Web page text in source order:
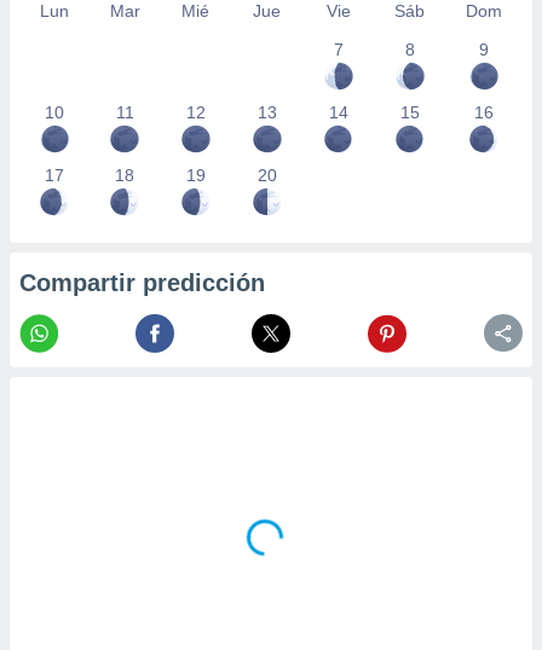
Lun Mar Mié Jue Vie Sáb
Dom
7
8 9
10 11 12 13 14 15 16
17 18 19 20
Compartir predicción